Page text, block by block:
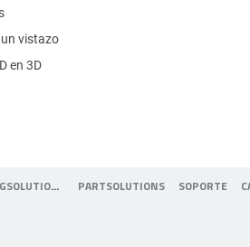
vistazo
en 3D
ECATALOGSOLUTIONS PARTSOLUTIONS SOPORTE